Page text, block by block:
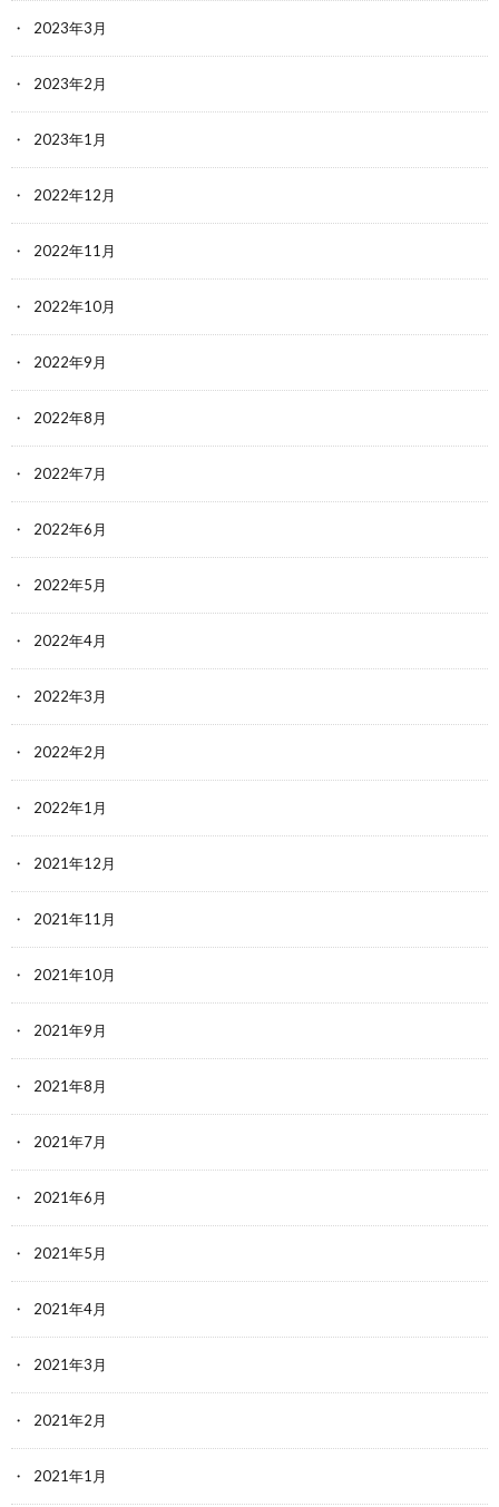
2023年3月
2023年2月
2023年1月
2022年12月
2022年11月
2022年10月
2022年9月
2022年8月
2022年7月
2022年6月
2022年5月
2022年4月
2022年3月
2022年2月
2022年1月
2021年12月
2021年11月
2021年10月
2021年9月
2021年8月
2021年7月
2021年6月
2021年5月
2021年4月
2021年3月
2021年2月
2021年1月